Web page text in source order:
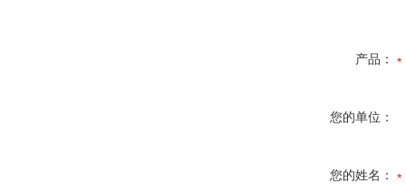
产品：
您的单位：
您的姓名：